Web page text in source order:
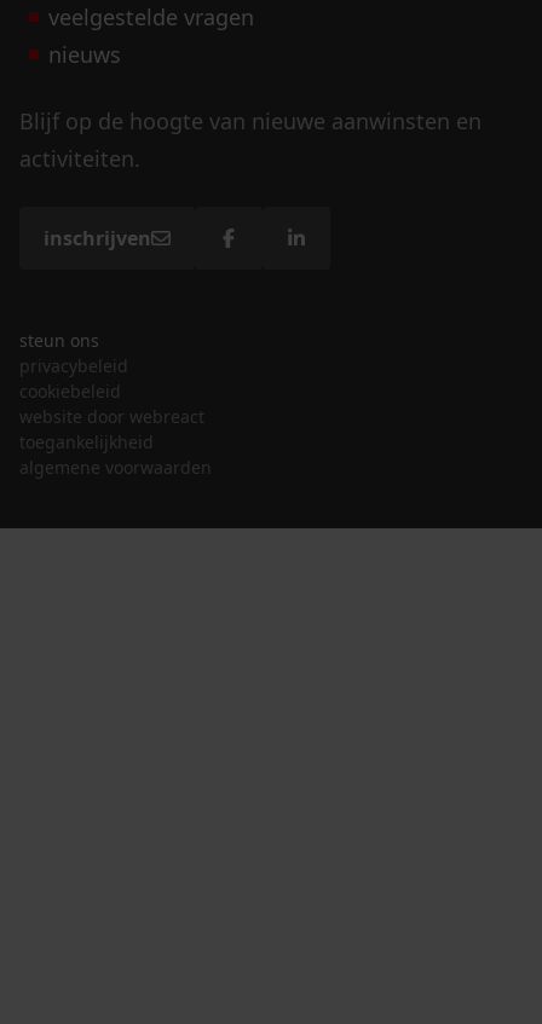
veelgestelde vragen
nieuws
Blijf op de hoogte van nieuwe aanwinsten en
activiteiten.
inschrijven
steun ons
privacybeleid
cookiebeleid
website door webreact
toegankelijkheid
algemene voorwaarden